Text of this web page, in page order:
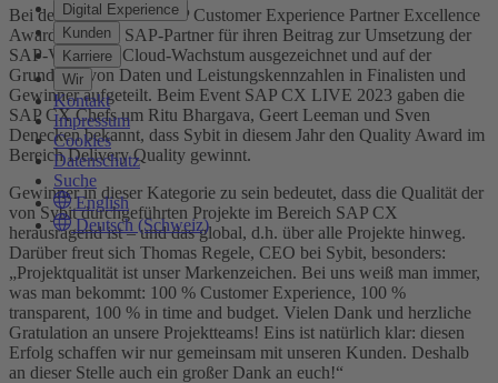
Digital Experience
Kunden
Karriere
Wir
Kontakt
Impressum
Cookies
Datenschutz
Suche
English
Deutsch (Schweiz)
Bei den SAP Global SAP Customer Experience Partner Excellence
Awards werden SAP-Partner für ihren Beitrag zur Umsetzung der
SAP-Vision für Cloud-Wachstum ausgezeichnet und auf der
Grundlage von Daten und Leistungskennzahlen in Finalisten und
Gewinner aufgeteilt. Beim Event SAP CX LIVE 2023 gaben die
SAP CX Chefs um Ritu Bhargava, Geert Leeman und Sven
Denecken bekannt, dass Sybit in diesem Jahr den Quality Award im
Bereich Delivery Quality gewinnt.
Gewinner in dieser Kategorie zu sein bedeutet, dass die Qualität der
von Sybit durchgeführten Projekte im Bereich SAP CX
herausragend ist – und das global, d.h. über alle Projekte hinweg.
Darüber freut sich Thomas Regele, CEO bei Sybit, besonders:
„Projektqualität ist unser Markenzeichen. Bei uns weiß man immer,
was man bekommt: 100 % Customer Experience, 100 %
transparent, 100 % in time and budget. Vielen Dank und herzliche
Gratulation an unsere Projektteams! Eins ist natürlich klar: diesen
Erfolg schaffen wir nur gemeinsam mit unseren Kunden. Deshalb
an dieser Stelle auch ein großer Dank an euch!“